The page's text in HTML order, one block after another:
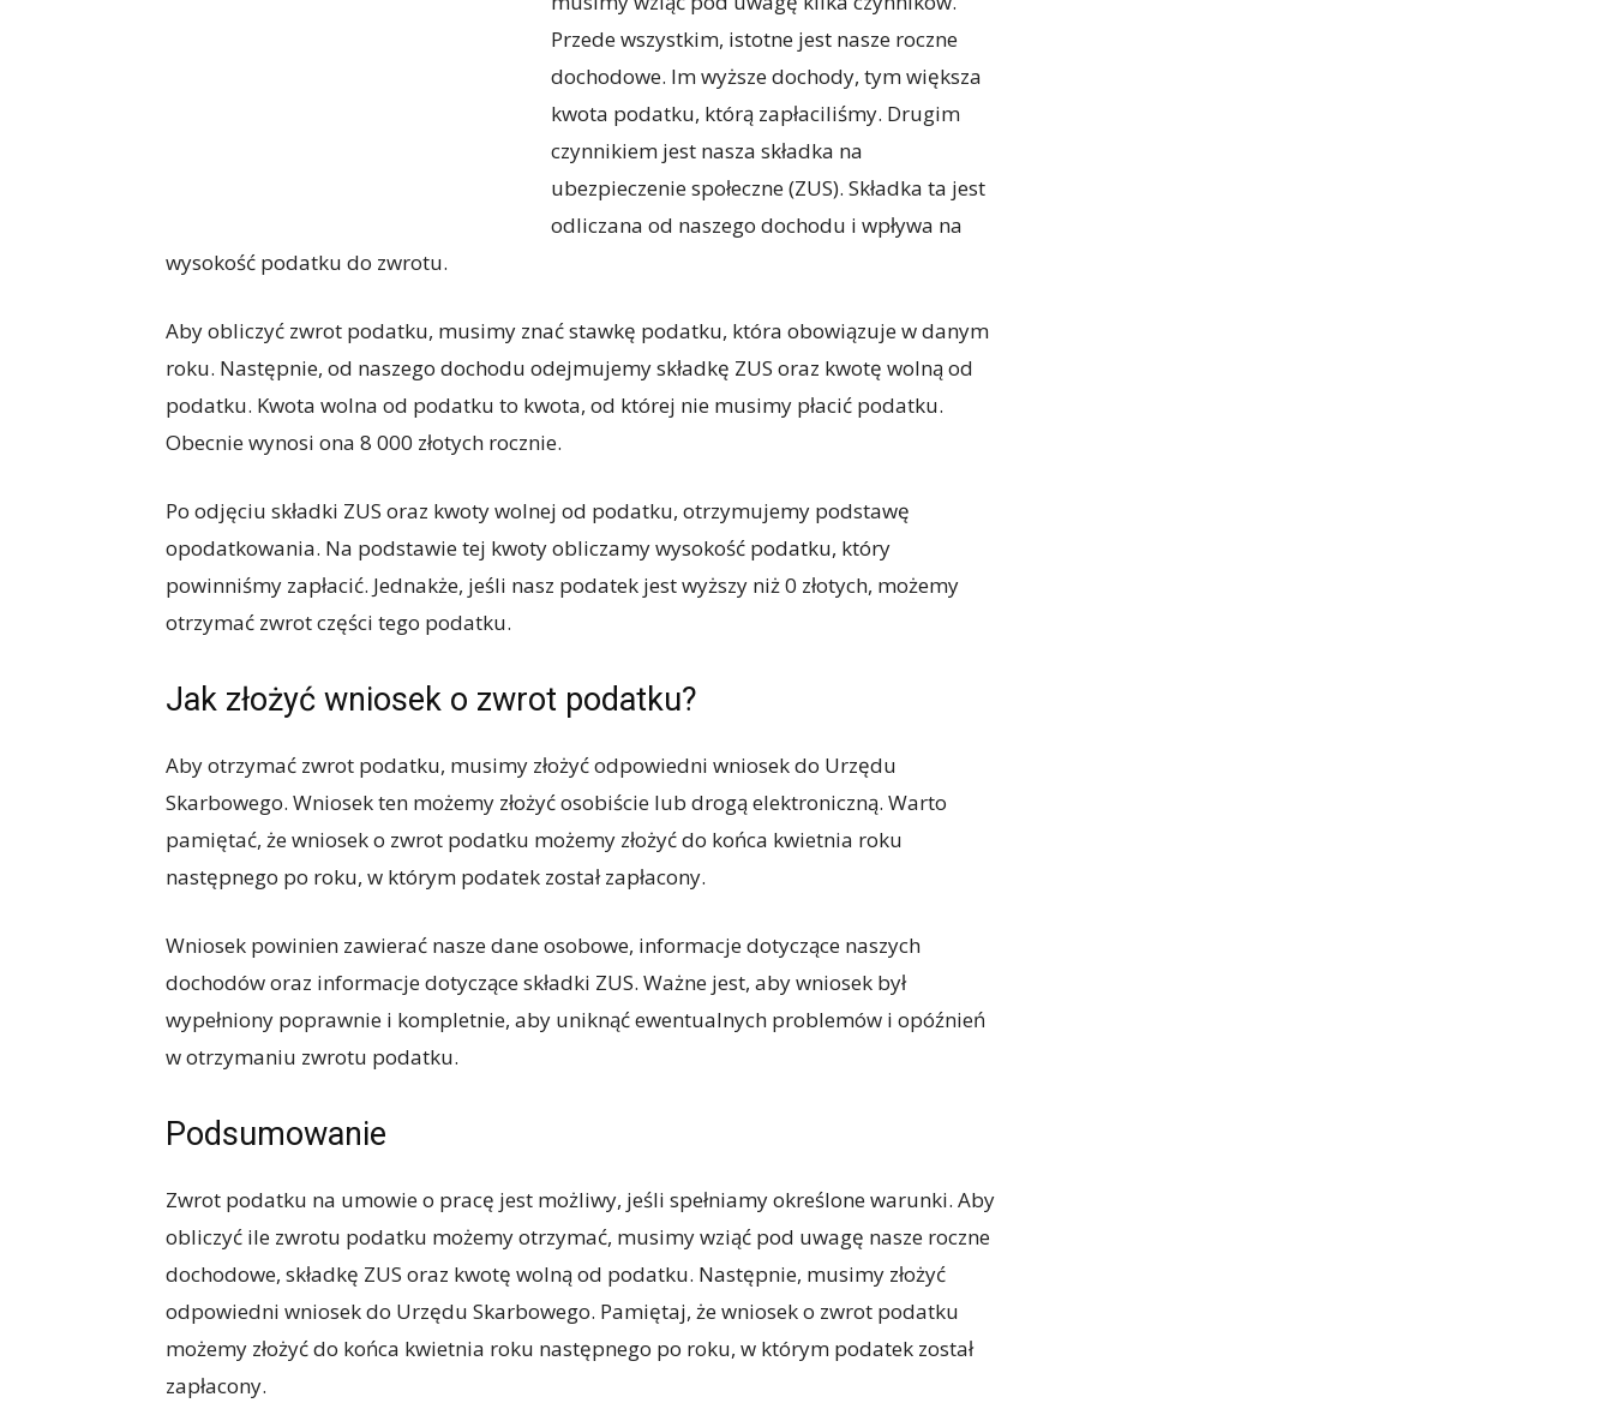
Przede wszystkim, istotne jest nasze roczne
dochodowe. Im wyższe dochody, tym większa
kwota podatku, którą zapłaciliśmy. Drugim
czynnikiem jest nasza składka na
ubezpieczenie społeczne (ZUS). Składka ta jest
odliczana od naszego dochodu i wpływa na
wysokość podatku do zwrotu.
Aby obliczyć zwrot podatku, musimy znać stawkę podatku, która obowiązuje w danym
roku. Następnie, od naszego dochodu odejmujemy składkę ZUS oraz kwotę wolną od
podatku. Kwota wolna od podatku to kwota, od której nie musimy płacić podatku.
Obecnie wynosi ona 8 000 złotych rocznie.
Po odjęciu składki ZUS oraz kwoty wolnej od podatku, otrzymujemy podstawę
opodatkowania. Na podstawie tej kwoty obliczamy wysokość podatku, który
powinniśmy zapłacić. Jednakże, jeśli nasz podatek jest wyższy niż 0 złotych, możemy
otrzymać zwrot części tego podatku.
Jak złożyć wniosek o zwrot podatku?
Aby otrzymać zwrot podatku, musimy złożyć odpowiedni wniosek do Urzędu
Skarbowego. Wniosek ten możemy złożyć osobiście lub drogą elektroniczną. Warto
pamiętać, że wniosek o zwrot podatku możemy złożyć do końca kwietnia roku
następnego po roku, w którym podatek został zapłacony.
Wniosek powinien zawierać nasze dane osobowe, informacje dotyczące naszych
dochodów oraz informacje dotyczące składki ZUS. Ważne jest, aby wniosek był
wypełniony poprawnie i kompletnie, aby uniknąć ewentualnych problemów i opóźnień
w otrzymaniu zwrotu podatku.
Podsumowanie
Zwrot podatku na umowie o pracę jest możliwy, jeśli spełniamy określone warunki. Aby
obliczyć ile zwrotu podatku możemy otrzymać, musimy wziąć pod uwagę nasze roczne
dochodowe, składkę ZUS oraz kwotę wolną od podatku. Następnie, musimy złożyć
odpowiedni wniosek do Urzędu Skarbowego. Pamiętaj, że wniosek o zwrot podatku
możemy złożyć do końca kwietnia roku następnego po roku, w którym podatek został
zapłacony.